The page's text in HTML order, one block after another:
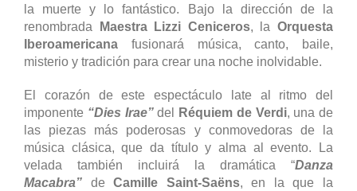
la muerte y lo fantástico. Bajo la dirección de la
renombrada
Maestra Lizzi Ceniceros, laOrquesta
Iberoamericana fusionará música, canto, baile,
misterio y tradición para crear una noche inolvidable.
El corazón de este espectáculo late al ritmo del
imponente “Dies Irae”del Réquiem de Verdi, una de
las piezas más poderosas y conmovedoras de la
música clásica, que da título y alma al evento. La
velada también incluirá la dramática “Danza
Macabra” deCamille Saint-Saëns, en la que la